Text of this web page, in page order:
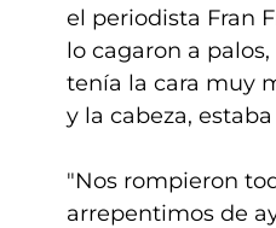
el periodista Fran
lo cagaron a
tenía la cara muy
y la cabeza,
"Nos rompieron
arrepentimos de